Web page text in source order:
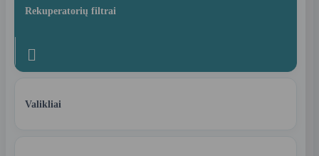
Rekuperatorių filtrai

Valikliai